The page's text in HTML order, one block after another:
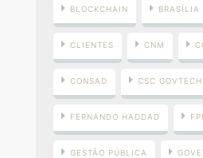
BLOCKCHAIN BRASÍLIA
CLIENTES CNM
CONSAD CSC GOVTECH
FERNANDO HADDAD
GESTÃO PÚBLICA